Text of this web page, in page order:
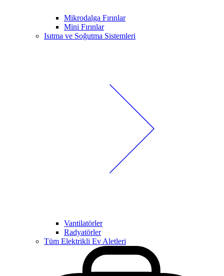
Mikrodalga Fırınlar
Mini Fırınlar
Isıtma ve Soğutma Sistemleri
Vantilatörler
Radyatörler
Tüm Elektrikli Ev Aletleri